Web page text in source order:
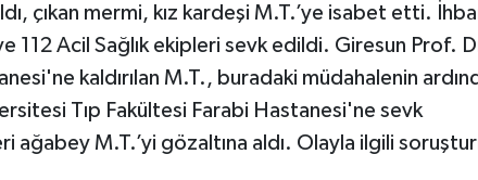
çıkan mermi, kız kardeşi M.T.’ye isabet etti.
112 Acil Sağlık ekipleri sevk edildi. Giresun Prof.
kaldırılan M.T., buradaki müdahalenin
Tıp Fakültesi Farabi Hastanesi'ne sevk
ağabey M.T.’yi gözaltına aldı. Olayla ilgili